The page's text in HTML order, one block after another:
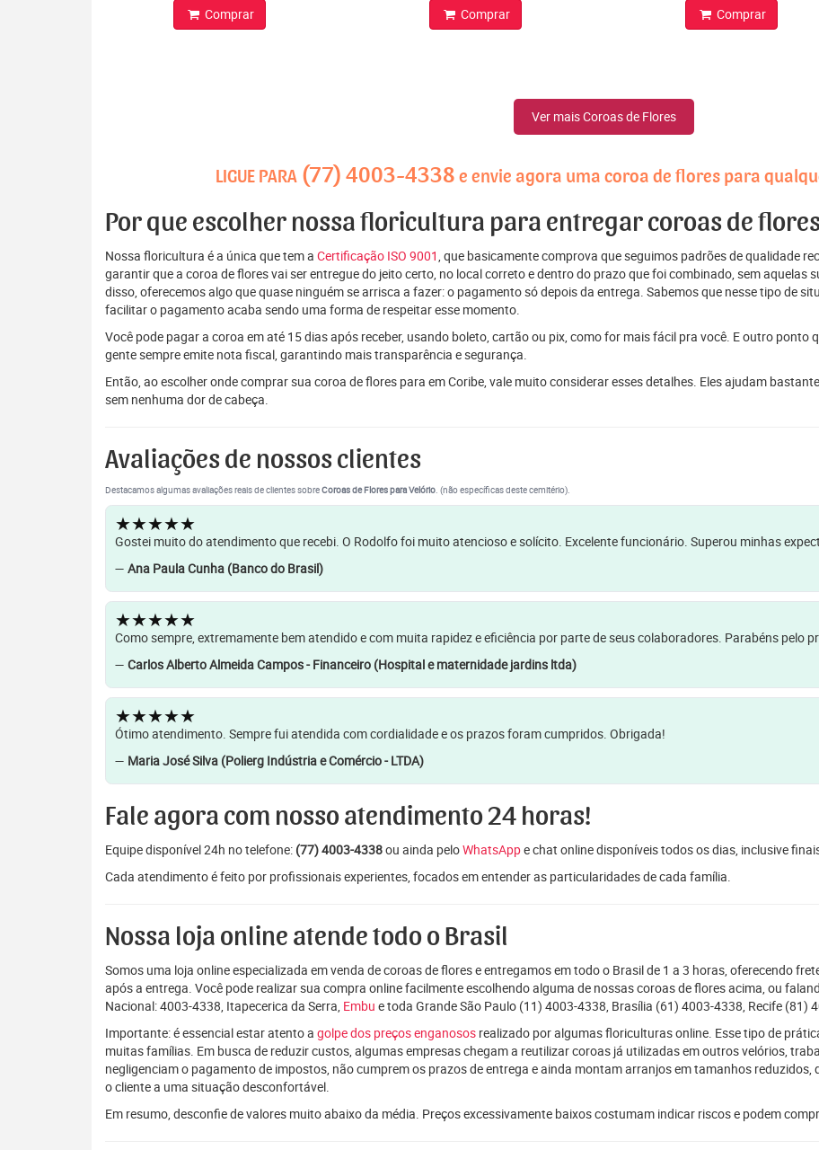
Comprar Comprar Comprar
Ver mais Coroas de Flores
LIGUE PARA (77) 4003-4338 e envie agora uma coroa de flores para
Por que escolher nossa floricultura para entregar coroas de
Nossa floricultura é a única que tem a Certificação ISO 9001, que basicamente comprova que seguimos padrões de qualidade
garantir que a coroa de flores vai ser entregue do jeito certo, no local correto e dentro do prazo que foi combinado, sem aquelas
disso, oferecemos algo que quase ninguém se arrisca a fazer: o pagamento só depois da entrega. Sabemos que nesse tipo de
facilitar o pagamento acaba sendo uma forma de respeitar esse momento.
Você pode pagar a coroa em até 15 dias após receber, usando boleto, cartão ou pix, como for mais fácil pra você. E outro ponto
gente sempre emite nota fiscal, garantindo mais transparência e segurança.
Então, ao escolher onde comprar sua coroa de flores para em Coribe, vale muito considerar esses detalhes. Eles ajudam
sem nenhuma dor de cabeça.
Avaliações de nossos clientes
Destacamos algumas avaliações reais de clientes sobreCoroas de Flores para Velório. (não específicas deste cemitério).
★★★★★
Gostei muito do atendimento que recebi. O Rodolfo foi muito atencioso e solícito. Excelente funcionário. Superou minhas
— Ana Paula Cunha (Banco do Brasil)
★★★★★
Como sempre, extremamente bem atendido e com muita rapidez e eficiência por parte de seus colaboradores. Parabéns pelo
— Carlos Alberto Almeida Campos - Financeiro (Hospital e maternidade jardins ltda)
★★★★★
Ótimo atendimento. Sempre fui atendida com cordialidade e os prazos foram cumpridos. Obrigada!
— Maria José Silva (Polierg Indústria e Comércio - LTDA)
Fale agora com nosso atendimento 24 horas!
Equipe disponível 24h no telefone: (77) 4003-4338ou ainda peloWhatsAppe chat online disponíveis todos os dias, inclusive
Cada atendimento é feito por profissionais experientes, focados em entender as particularidades de cada família.
Nossa loja online atende todo o Brasil
Somos uma loja online especializada em venda de coroas de flores e entregamos em todo o Brasil de 1 a 3 horas, oferecendo
após a entrega. Você pode realizar sua compra online facilmente escolhendo alguma de nossas coroas de flores acima, ou
Nacional: 4003-4338, Itapecerica da Serra, Embu e toda Grande São Paulo (11) 4003-4338, Brasília (61) 4003-4338, Recife (81)
Importante: é essencial estar atento a golpe dos preços enganosos realizado por algumas floriculturas online. Esse tipo de
muitas famílias. Em busca de reduzir custos, algumas empresas chegam a reutilizar coroas já utilizadas em outros velórios,
negligenciam o pagamento de impostos, não cumprem os prazos de entrega e ainda montam arranjos em tamanhos
o cliente a uma situação desconfortável.
Em resumo, desconfie de valores muito abaixo da média. Preços excessivamente baixos costumam indicar riscos e podem